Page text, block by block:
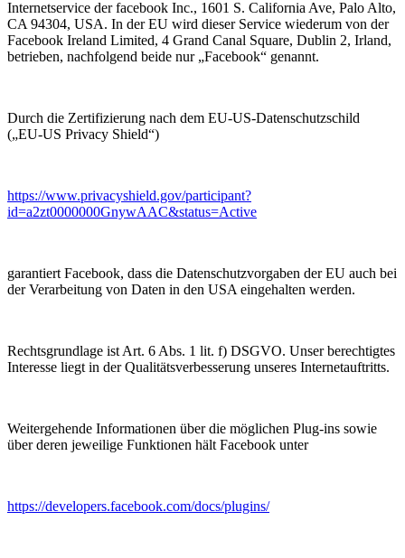
Internetservice der facebook Inc., 1601 S. California Ave, Palo Alto,
CA 94304, USA. In der EU wird dieser Service wiederum von der
Facebook Ireland Limited, 4 Grand Canal Square, Dublin 2, Irland,
betrieben, nachfolgend beide nur „Facebook“ genannt.
Durch die Zertifizierung nach dem EU-US-Datenschutzschild
(„EU-US Privacy Shield“)
https://www.privacyshield.gov/participant?
id=a2zt0000000GnywAAC&status=Active
garantiert Facebook, dass die Datenschutzvorgaben der EU auch bei
der Verarbeitung von Daten in den USA eingehalten werden.
Rechtsgrundlage ist Art. 6 Abs. 1 lit. f) DSGVO. Unser berechtigtes
Interesse liegt in der Qualitätsverbesserung unseres Internetauftritts.
Weitergehende Informationen über die möglichen Plug-ins sowie
über deren jeweilige Funktionen hält Facebook unter
https://developers.facebook.com/docs/plugins/